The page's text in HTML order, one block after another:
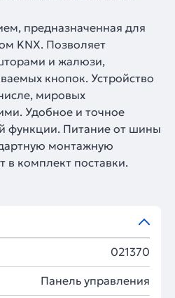
предназначенная для
KNX. Позволяет
и жалюзи,
кнопок. Устройство
мировых
Удобное и точное
функции. Питание от шины
монтажную
в комплект поставки.
021370
Панель управления